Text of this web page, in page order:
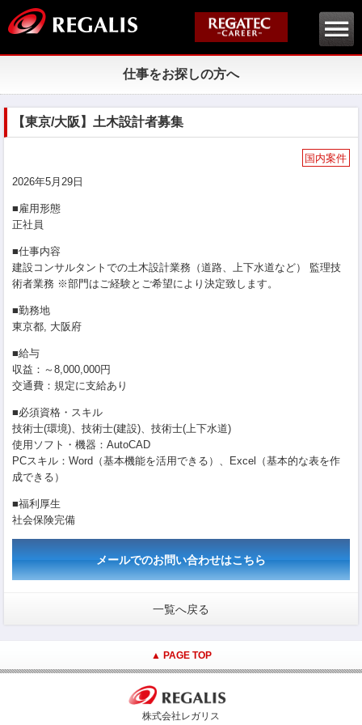
仕事をお探しの方へ
【東京/大阪】土木設計者募集
国内案件
2026年5月29日
■雇用形態
正社員
■仕事内容
建設コンサルタントでの土木設計業務（道路、上下水道など） 監理技
術者業務 ※部門はご経験とご希望により決定致します。
■勤務地
東京都, 大阪府
■給与
収益：～8,000,000円
交通費：規定に支給あり
■必須資格・スキル
技術士(環境)、技術士(建設)、技術士(上下水道)
使用ソフト・機器：AutoCAD
PCスキル：Word（基本機能を活用できる）、Excel（基本的な表を作
成できる）
■福利厚生
社会保険完備
メールでのお問い合わせはこちら
一覧へ戻る
▲ PAGE TOP
株式会社レガリス